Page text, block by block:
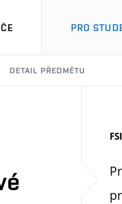
PRO
DETAIL PŘEDMĚTU